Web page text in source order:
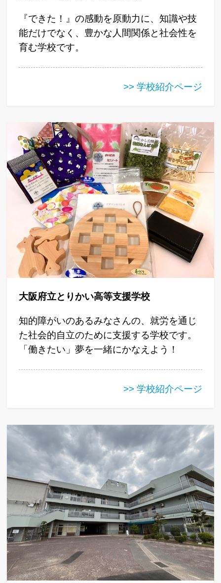
『できた！』の感動を原動力に、知識や技
能だけでなく、豊かな人間関係と社会性を
育む学校です。
>> 学校紹介ページ
大阪府立とりかい高等支援学校
知的障がいのあるみなさんの、就労を通じ
た社会的自立のために支援する学校です。
「働きたい」夢を一緒にかなえよう！
>> 学校紹介ページ